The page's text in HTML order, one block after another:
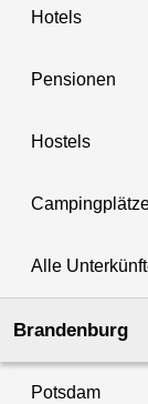
Hotels
Pensionen
Hostels
Alle
Brandenburg
Potsdam